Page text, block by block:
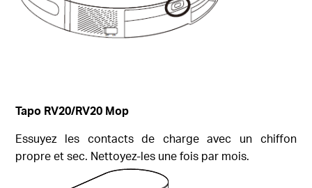
Tapo RV20/RV20 Mop
Essuyez les contacts de charge avec un chiffon
propre et sec. Nettoyez-les une fois par mois.